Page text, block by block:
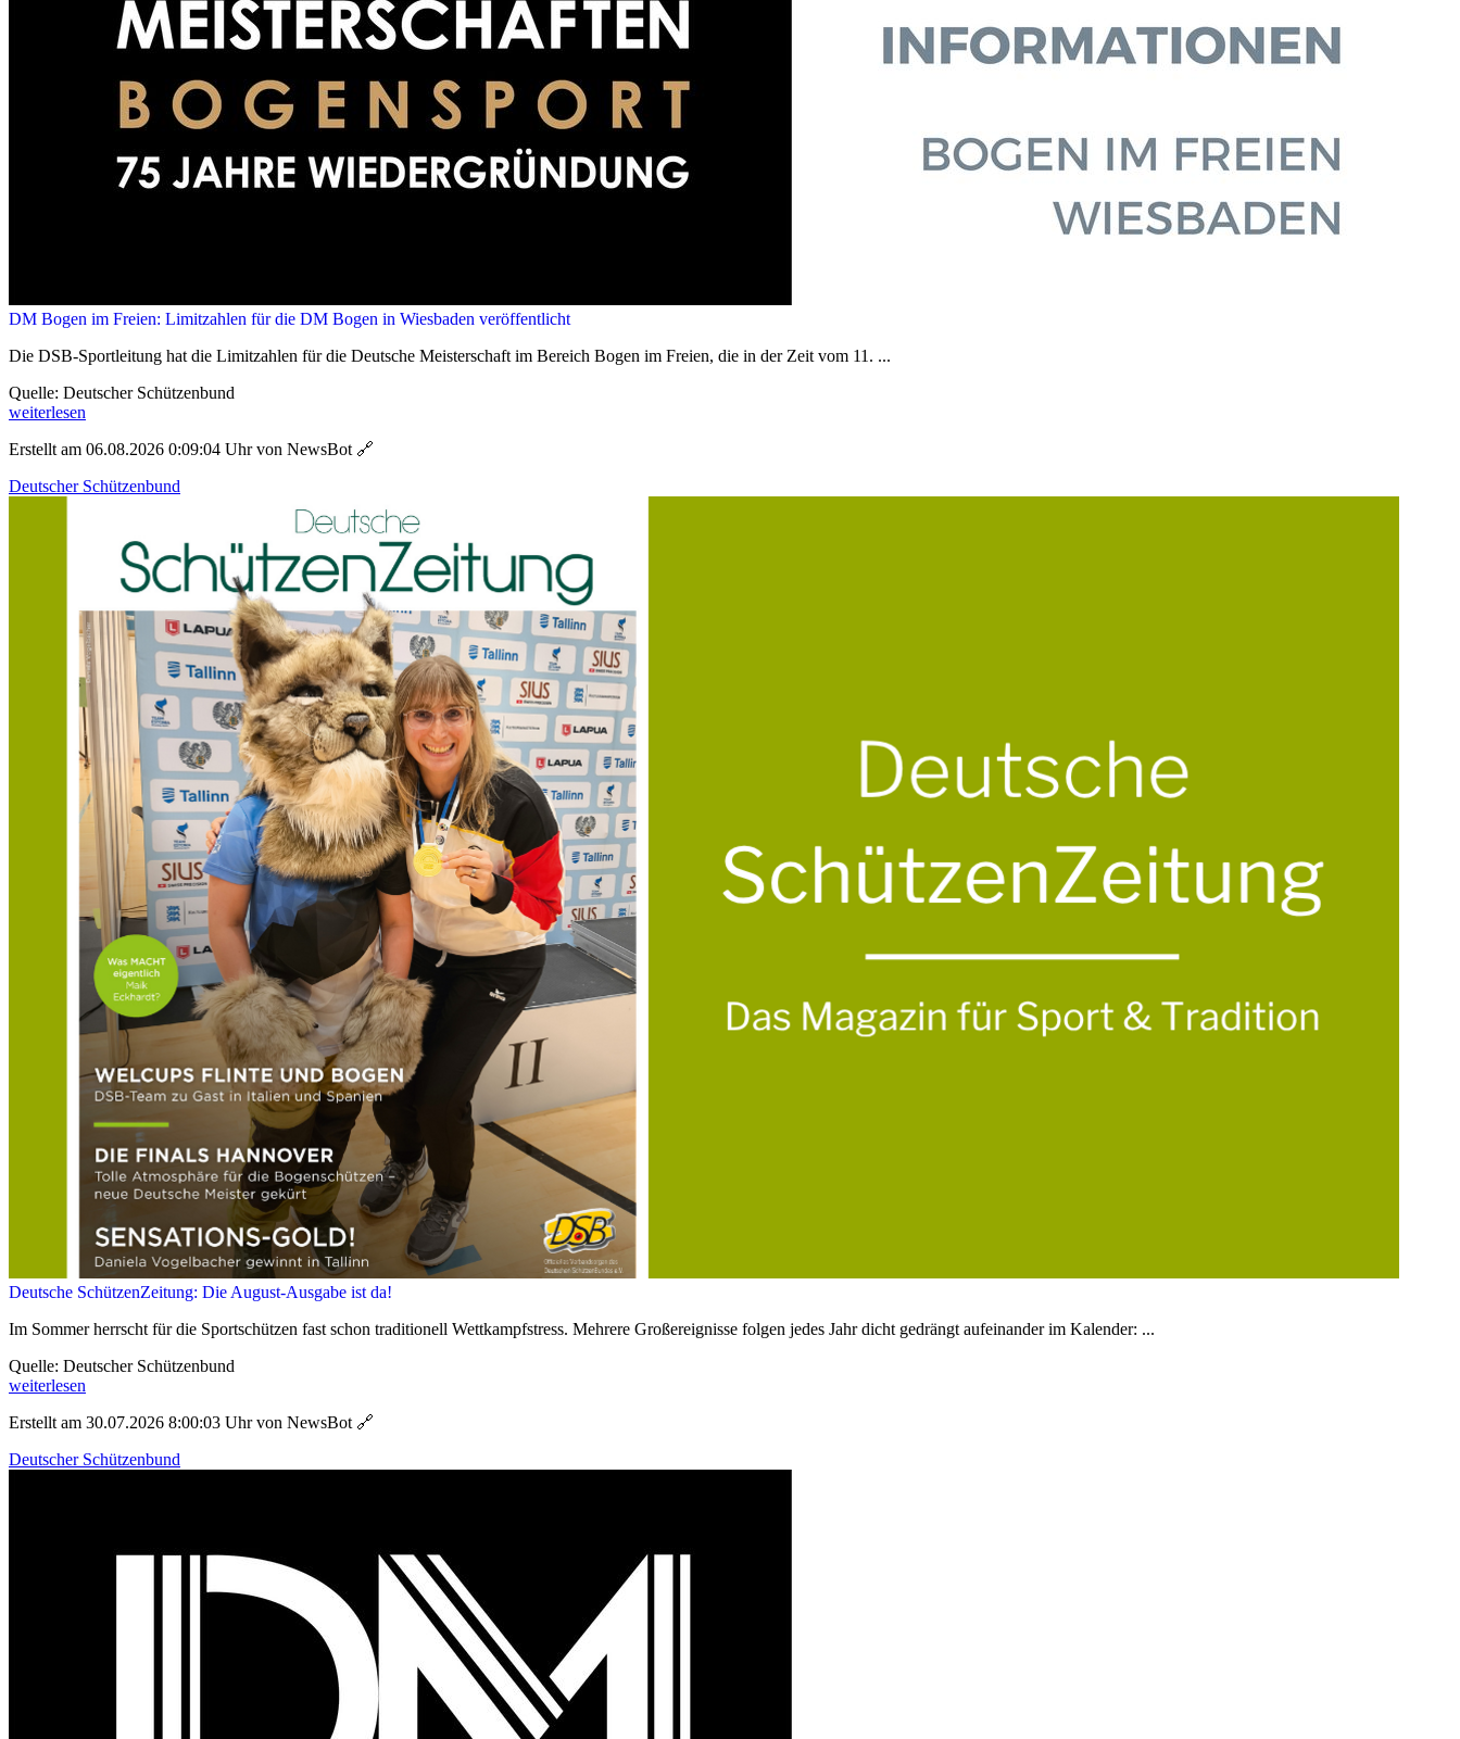
DM Bogen im Freien: Limitzahlen für die DM Bogen in Wiesbaden veröffentlicht
Die DSB-Sportleitung hat die Limitzahlen für die Deutsche Meisterschaft im Bereich Bogen im Freien, die in der Zeit vom 11. ...
Quelle: Deutscher Schützenbund
weiterlesen
Erstellt am 06.08.2026 0:09:04 Uhr von NewsBot 🔗
Deutscher Schützenbund
Deutsche SchützenZeitung: Die August-Ausgabe ist da!
Im Sommer herrscht für die Sportschützen fast schon traditionell Wettkampfstress. Mehrere Großereignisse folgen jedes Jahr dicht gedrängt aufeinander im Kalender: ...
Quelle: Deutscher Schützenbund
weiterlesen
Erstellt am 30.07.2026 8:00:03 Uhr von NewsBot 🔗
Deutscher Schützenbund